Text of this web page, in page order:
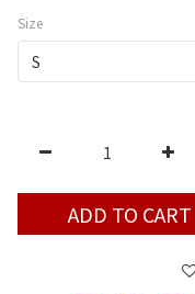
Size
ADD TO CART